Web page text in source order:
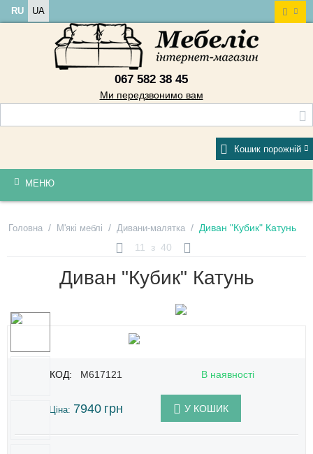
RU UA
067 582 38 45
Ми передзвонимо вам
Кошик порожній
МЕНЮ
Головна / М'які меблі / Дивани-малятка / Диван "Кубик" Катунь
11
з 40
Диван "Кубик" Катунь
КОД: M617121 В наявності
Ціна: 7940 грн У КОШИК